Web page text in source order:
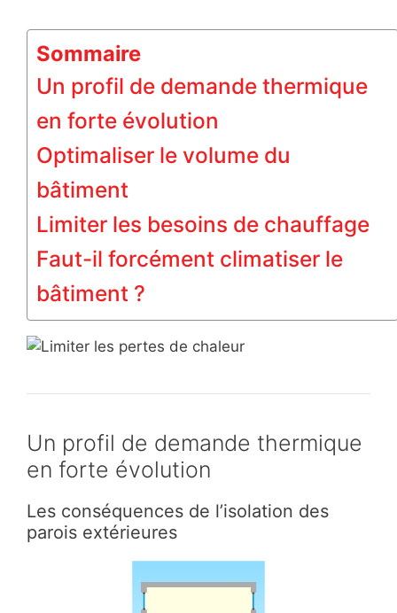
Sommaire
Un profil de demande thermique
en forte évolution
Optimaliser le volume du
bâtiment
Limiter les besoins de chauffage
Faut-il forcément climatiser le
bâtiment ?
Un profil de demande thermique
en forte évolution
Les conséquences de l’isolation des
parois extérieures